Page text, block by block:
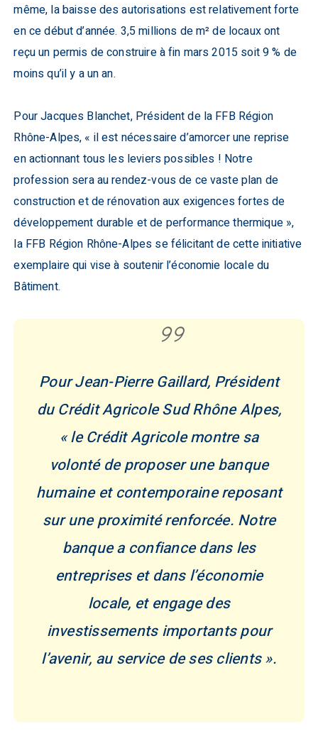
même, la baisse des autorisations est relativement forte
en ce début d’année. 3,5 millions de m² de locaux ont
reçu un permis de construire à fin mars 2015 soit 9 % de
moins qu’il y a un an.
Pour Jacques Blanchet, Président de la FFB Région
Rhône-Alpes, « il est nécessaire d’amorcer une reprise
en actionnant tous les leviers possibles ! Notre
profession sera au rendez-vous de ce vaste plan de
construction et de rénovation aux exigences fortes de
développement durable et de performance thermique »,
la FFB Région Rhône-Alpes se félicitant de cette initiative
exemplaire qui vise à soutenir l’économie locale du
Bâtiment.
Pour Jean-Pierre Gaillard, Président
du Crédit Agricole Sud Rhône Alpes,
« le Crédit Agricole montre sa
volonté de proposer une banque
humaine et contemporaine reposant
sur une proximité renforcée. Notre
banque a confiance dans les
entreprises et dans l’économie
locale, et engage des
investissements importants pour
l’avenir, au service de ses clients ».